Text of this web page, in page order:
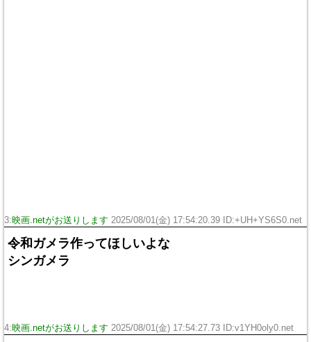
3:映画.netがお送りします 2025/08/01(金) 17:54:20.39 ID:+UH+YS6S0.net
令和ガメラ作ってほしいよな
シンガメラ
4:映画.netがお送りします 2025/08/01(金) 17:54:27.73 ID:v1YH0oly0.net